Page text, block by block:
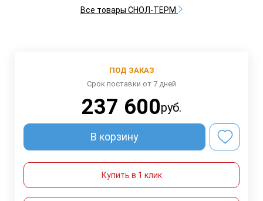
Все товары СНОЛ-ТЕРМ
ПОД ЗАКАЗ
Срок поставки от 7 дней
237 600руб.
В корзину
Купить в 1 клик